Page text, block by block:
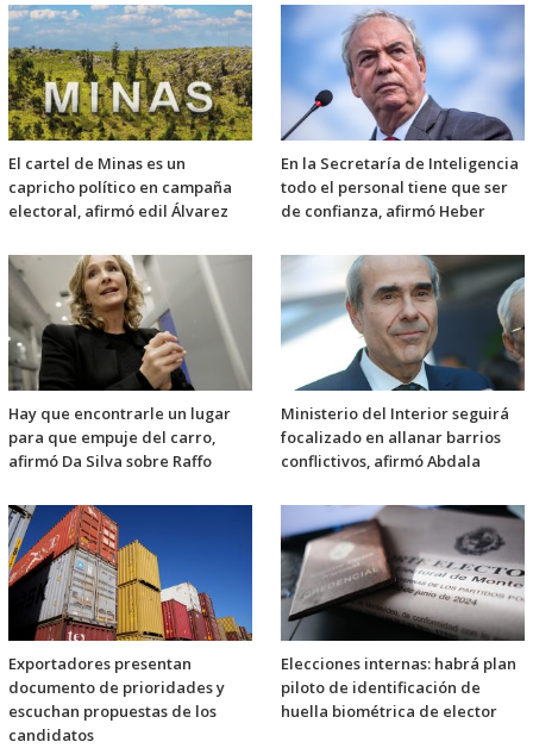
El cartel de Minas es un
capricho político en campaña
electoral, afirmó edil Álvarez
En la Secretaría de Inteligencia
todo el personal tiene que ser
de confianza, afirmó Heber
Hay que encontrarle un lugar
para que empuje del carro,
afirmó Da Silva sobre Raffo
Ministerio del Interior seguirá
focalizado en allanar barrios
conflictivos, afirmó Abdala
Exportadores presentan
documento de prioridades y
escuchan propuestas de los
candidatos
Elecciones internas: habrá plan
piloto de identificación de
huella biométrica de elector